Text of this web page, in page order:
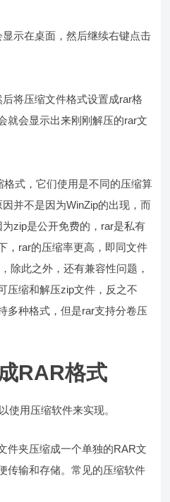
示在桌面，然后继续右键点击
将压缩文件格式设置成rar格
就会显示出来刚刚解压的rar文
式，它们使用是不同的压缩算
并不是因为WinZip的出现，而
zip是公开免费的，rar是私有
，rar的压缩率更高，即同文件
除此之外，还有兼容性问题，
压缩和解压zip文件，反之不
多种格式，但是rar支持分卷压
RAR格式
使用压缩软件来实现。
件夹压缩成一个单独的RAR文
传输和存储。常见的压缩软件